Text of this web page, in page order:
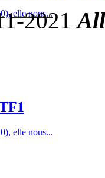
elle nous...
elle nous...
2021